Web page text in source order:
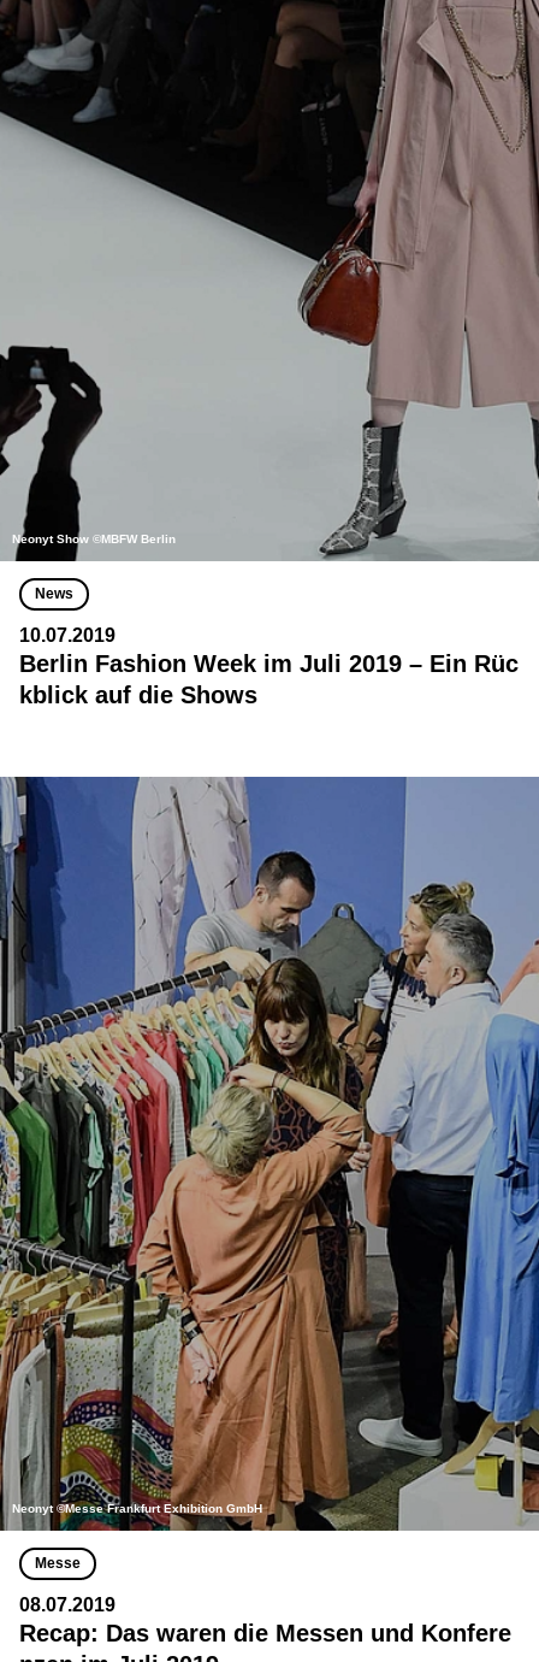
Neonyt Show ©MBFW Berlin
News
10.07.2019
Berlin Fashion Week im Juli 2019 – Ein Rüc
kblick auf die Shows
Neonyt ©Messe Frankfurt Exhibition GmbH
Messe
08.07.2019
Recap: Das waren die Messen und Konfere